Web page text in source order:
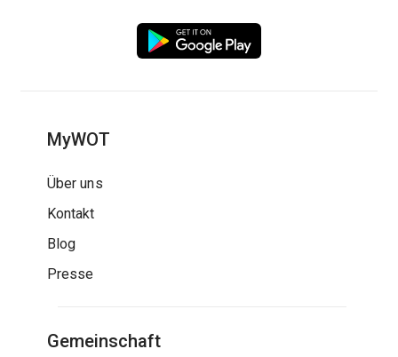
MyWOT
Über uns
Kontakt
Blog
Presse
Gemeinschaft